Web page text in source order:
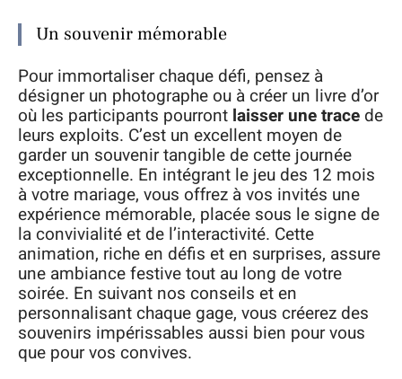
Un souvenir mémorable
Pour immortaliser chaque défi, pensez à
désigner un photographe ou à créer un livre d’or
où les participants pourront laisser une trace de
leurs exploits. C’est un excellent moyen de
garder un souvenir tangible de cette journée
exceptionnelle. En intégrant le jeu des 12 mois
à votre mariage, vous offrez à vos invités une
expérience mémorable, placée sous le signe de
la convivialité et de l’interactivité. Cette
animation, riche en défis et en surprises, assure
une ambiance festive tout au long de votre
soirée. En suivant nos conseils et en
personnalisant chaque gage, vous créerez des
souvenirs impérissables aussi bien pour vous
que pour vos convives.